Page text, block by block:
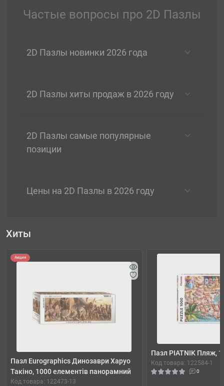
Частые вопросы про 2D Пазлы
2D Пазлы новинки 2026 года
2D Пазлы хиты продаж в 2026 году
2D Пазлы самые популярные
позиции
Цены на 2D Пазлы в 2026 году
Хиты
Акция
Пазл Eurographics Динозаври Харуо
Такіно, 1000 елементів панорамний
Код товара: 122473-13
Пазл PIATNIK Пляж,
Код товара: 122584-1
0